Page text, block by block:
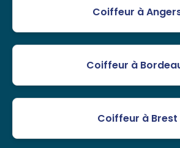
Coiffeur à
Coiffeur à
Coiffeur à Brest